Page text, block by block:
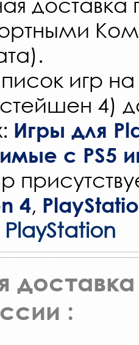
игр на
4)
Игры для
с PS5
4,
доставка
: